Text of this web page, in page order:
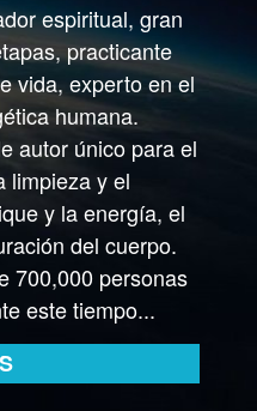
espiritual, gran
practicante
vida, experto en el
humana.
autor único para el
limpieza y el
y la energía, el
del cuerpo.
700,000 personas
este tiempo...